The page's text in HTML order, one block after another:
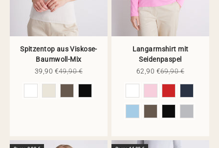
Spitzentop aus Viskose-
Baumwoll-Mix
Angebot
39,90 €Regulärer Preis
49,90 €
Langarmshirt mit
Seidenpaspel
Angebot
62,90 €Regulärer Preis
69,90 €